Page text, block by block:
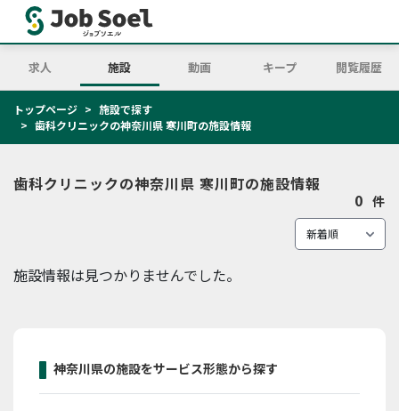
求人 施設 動画 キープ 閲覧履歴
トップページ
施設で探す
歯科クリニックの神奈川県 寒川町の施設情報
歯科クリニックの神奈川県 寒川町の施設情報
0 件
施設情報は見つかりませんでした。
神奈川県の施設をサービス形態から探す